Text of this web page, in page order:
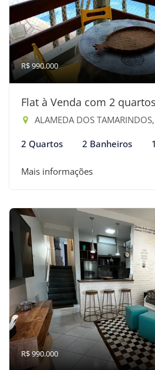
R$ 990.000
Flat à Venda com 2
ALAMEDA DOS TAMARINDOS, módulo 26 -
2 Quartos 2 Banheiros
Mais informações
R$ 990.000